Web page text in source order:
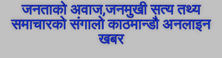
जनताको अवाज,जनमुखी सत्य तथ्य
समाचारको संगालो काठमान्डौ अनलाइन
खबर